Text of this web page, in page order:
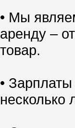
• Мы
аренду –
товар.
•
несколько